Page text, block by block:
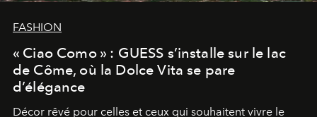
FASHION
« Ciao Como » : GUESS s’installe sur le lac
de Côme, où la Dolce Vita se pare
d’élégance
Décor rêvé pour celles et ceux qui souhaitent vivre le